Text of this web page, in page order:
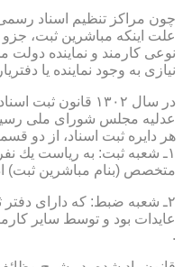
چون مراكز تنظیم اسناد
علت اینكه مباشرین ثبت، جزو
نوعی كارمند و نماینده
نیازی به وجود نماینده یا
در سال ۱۳۰۲
هر دایره ثبت اسناد، از دو
۱ـ شعبه ثبت: به ریاست یك
متخصص (بنام مباشرین ثبت)
۲ـ شعبه ضبط: كه دارای
عایدات بود و توسط سایر
.